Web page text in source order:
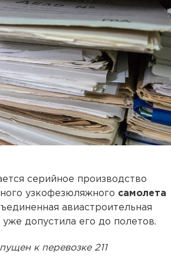
серийное производство
узкофезюляжного самолета
авиастроительная
допустила его до полетов.
к перевозке 211